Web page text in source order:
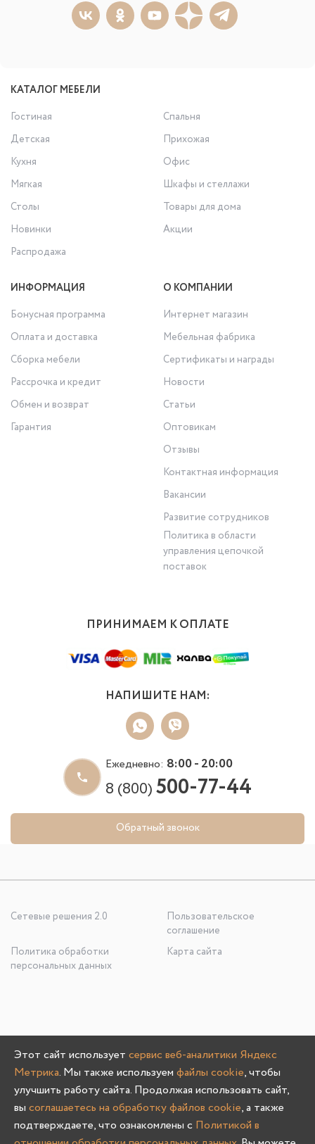
КАТАЛОГ МЕБЕЛИ
Гостиная
Спальня
Детская
Прихожая
Кухня
Офис
Мягкая
Шкафы и стеллажи
Столы
Товары для дома
Новинки
Акции
Распродажа
ИНФОРМАЦИЯ
Бонусная программа
Оплата и доставка
Сборка мебели
Рассрочка и кредит
Обмен и возврат
Гарантия
О КОМПАНИИ
Интернет магазин
Мебельная фабрика
Сертификаты и награды
Новости
Статьи
Оптовикам
Отзывы
Контактная информация
Вакансии
Развитие сотрудников
Политика в области
управления цепочкой
поставок
ПРИНИМАЕМ К ОПЛАТЕ
НАПИШИТЕ НАМ:
Ежедневно: 8:00 - 20:00
8 (800)500-77-44
Обратный звонок
Сетевые решения 2.0
Пользовательское
соглашение
Политика обработки
персональных данных
Карта сайта
ООО «УЮТНО И ТОЧКА», ОГРН: 1245200020636
603107, Нижегородская область, г. Нижний Новгород, пр-
кт Гагарина, д. 178/1
Этот сайт использует сервис веб-аналитики Яндекс
Метрика. Мы также используем файлы cookie, чтобы
улучшить работу сайта. Продолжая использовать сайт,
вы соглашаетесь на обработку файлов cookie, а также
подтверждаете, что ознакомлены с Политикой в